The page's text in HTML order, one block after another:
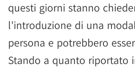
questi giorni stanno
l'introduzione di una
persona e potrebbero
Stando a quanto riportato